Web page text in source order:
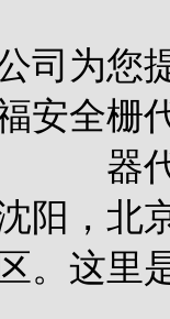
司为您
安全栅
器
阳，北
。这里